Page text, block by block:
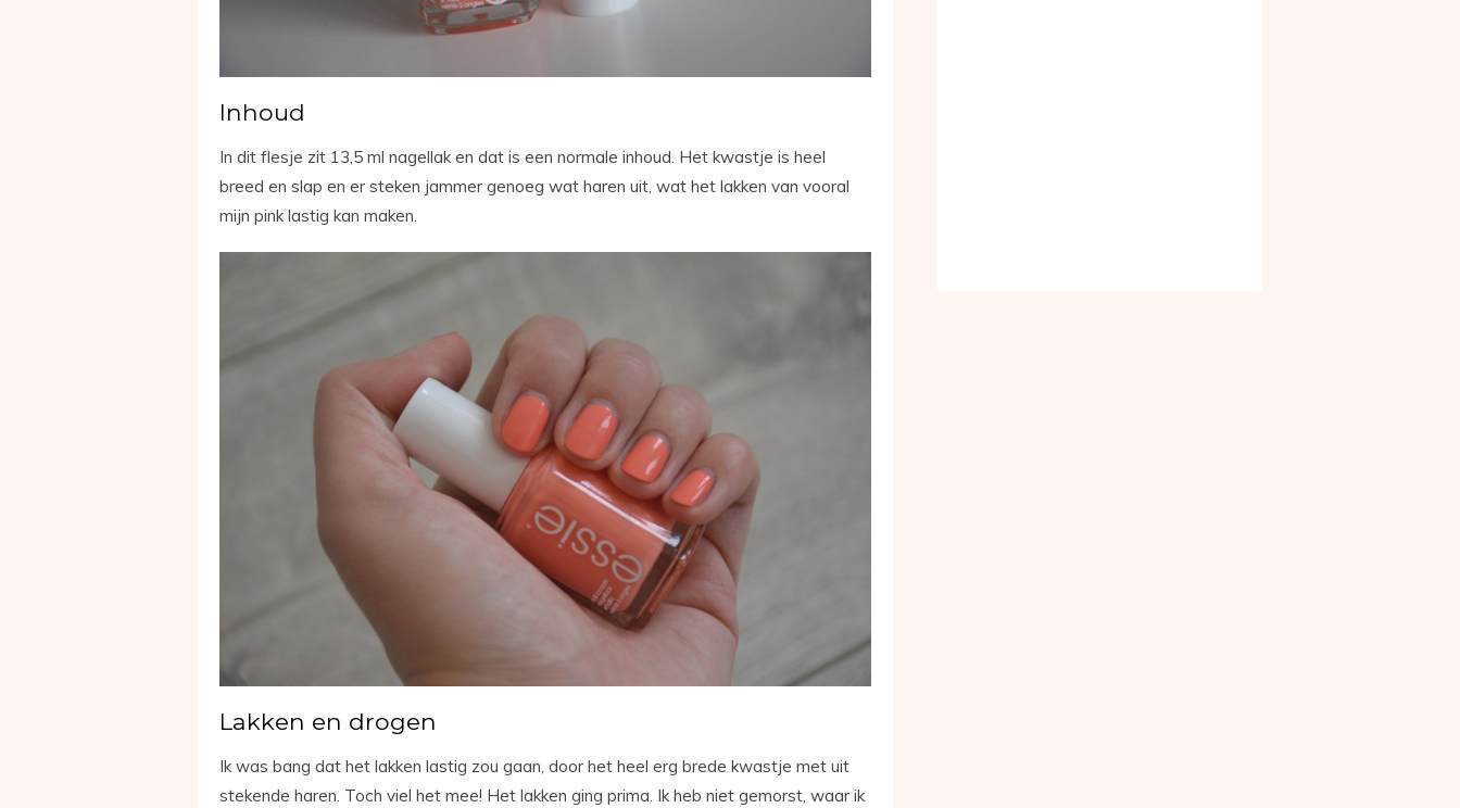
Inhoud
In dit flesje zit 13,5 ml nagellak en dat is een normale inhoud. Het kwastje is heel
breed en slap en er steken jammer genoeg wat haren uit, wat het lakken van vooral
mijn pink lastig kan maken.
Lakken en drogen
Ik was bang dat het lakken lastig zou gaan, door het heel erg brede kwastje met uit
stekende haren. Toch viel het mee! Het lakken ging prima. Ik heb niet gemorst, waar ik